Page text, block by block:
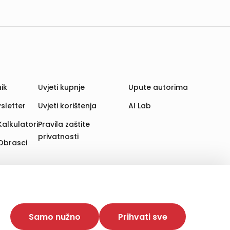
Time poboljšavamo korisničko iskustvo,
web stranica i uređaja u tu svrhu. Naši partneri
Opcija „Prihvati sve“ omogućuje postavljanje i
Samo nužno Prihvati sve
Uvjeti kupnje
Uvjeti korištenja
Pravila zaštite
privatnosti
Upute autorima
AI Lab